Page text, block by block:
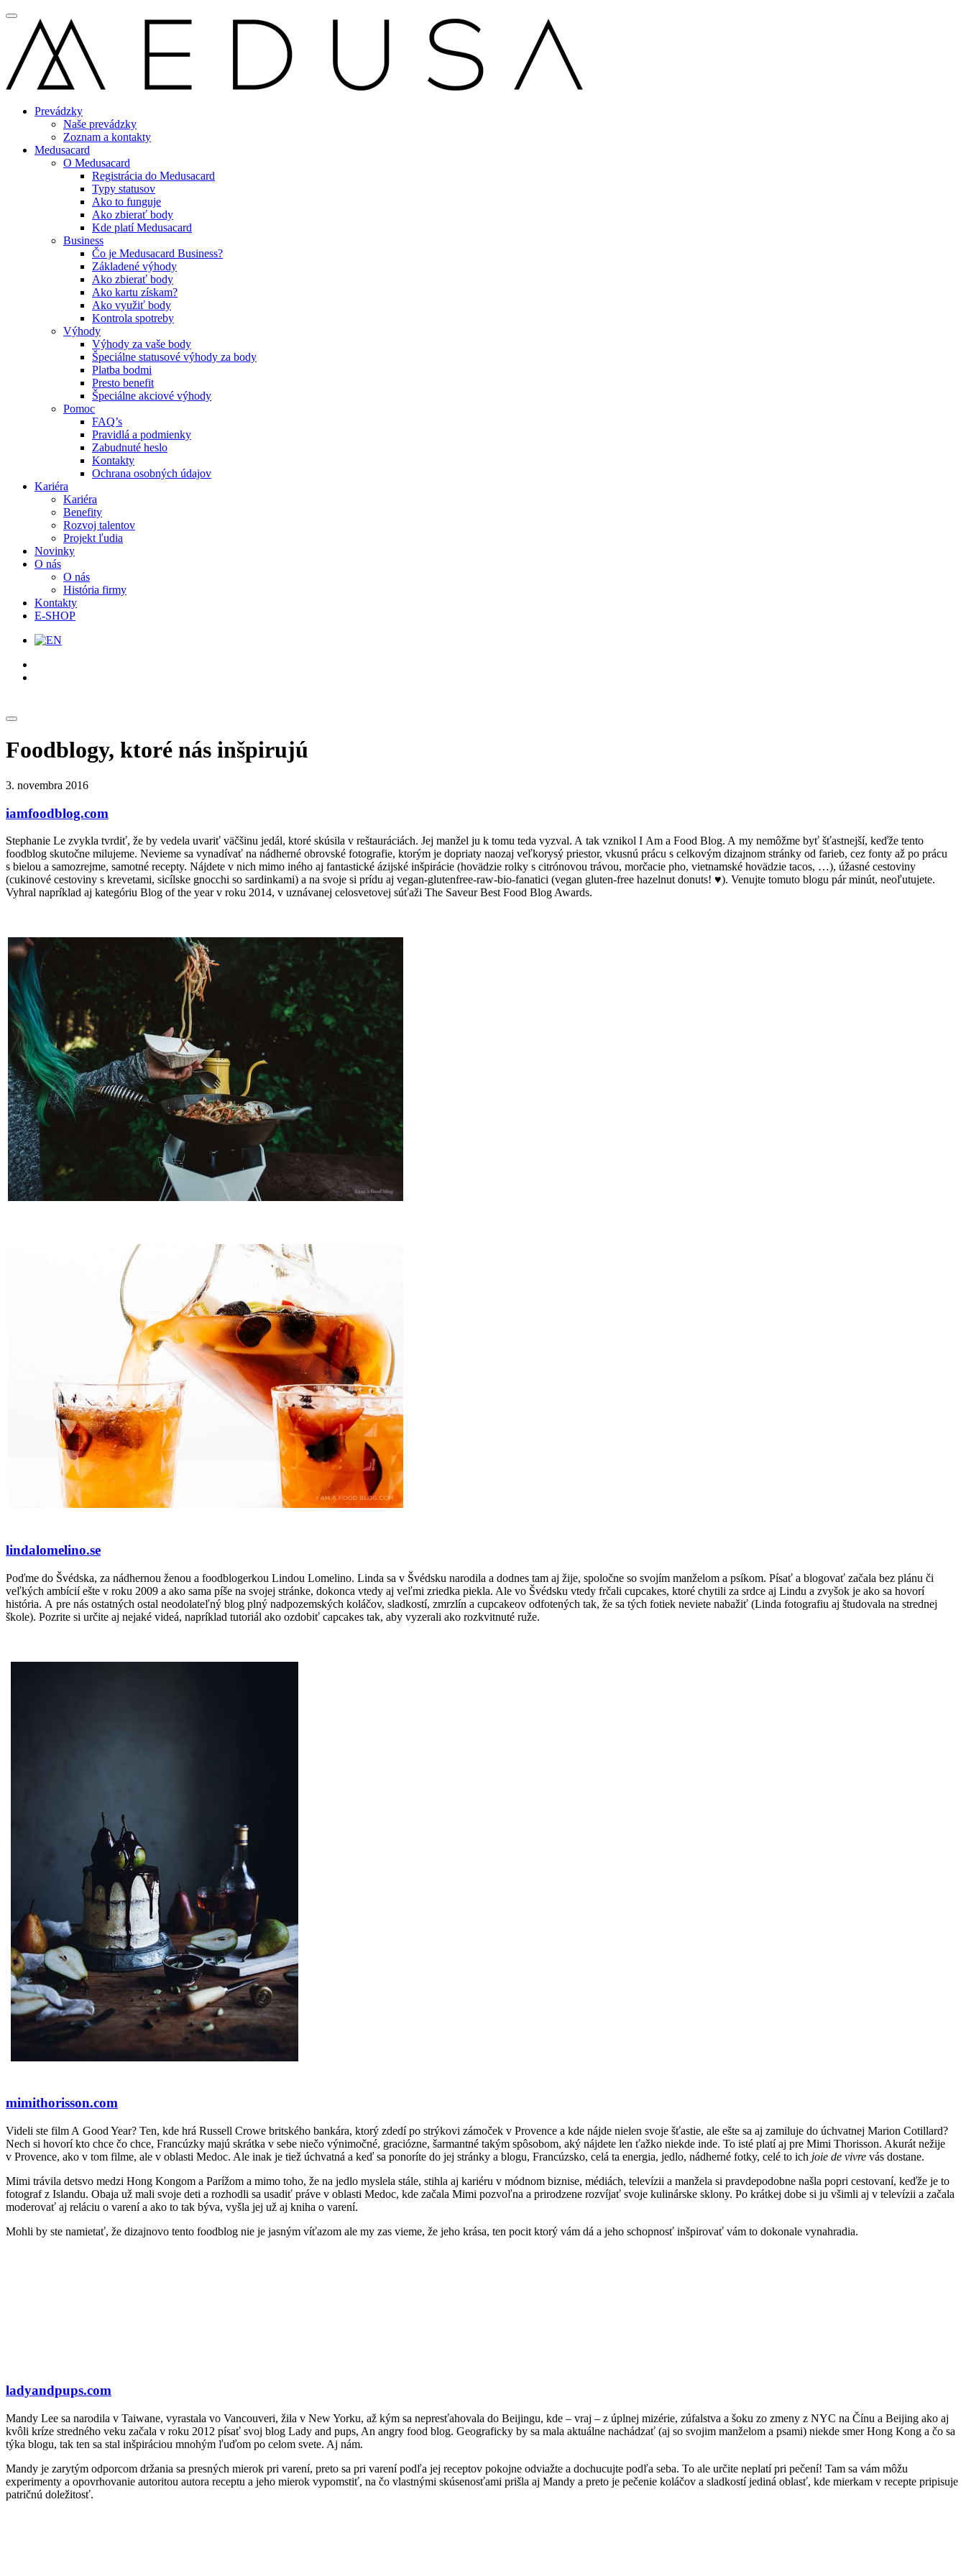
Prevádzky
Naše prevádzky
Zoznam a kontakty
Medusacard
O Medusacard
Registrácia do Medusacard
Typy statusov
Ako to funguje
Ako zbierať body
Kde platí Medusacard
Business
Čo je Medusacard Business?
Základené výhody
Ako zbierať body
Ako kartu získam?
Ako využiť body
Kontrola spotreby
Výhody
Výhody za vaše body
Špeciálne statusové výhody za body
Platba bodmi
Presto benefit
Špeciálne akciové výhody
Pomoc
FAQ’s
Pravidlá a podmienky
Zabudnuté heslo
Kontakty
Ochrana osobných údajov
Kariéra
Kariéra
Benefity
Rozvoj talentov
Projekt ľudia
Novinky
O nás
O nás
História firmy
Kontakty
E-SHOP
Foodblogy, ktoré nás inšpirujú
3. novembra 2016
iamfoodblog.com
Stephanie Le zvykla tvrdiť, že by vedela uvariť väčšinu jedál, ktoré skúsila v reštauráciách. Jej manžel ju k tomu teda vyzval. A tak vznikol I Am a Food Blog. A my nemôžme byť šťastnejší, keďže tento
foodblog skutočne milujeme. Nevieme sa vynadívať na nádherné obrovské fotografie, ktorým je dopriaty naozaj veľkorysý priestor, vkusnú prácu s celkovým dizajnom stránky od farieb, cez fonty až po prácu
s bielou a samozrejme, samotné recepty. Nájdete v nich mimo iného aj fantastické ázijské inšpirácie (hovädzie rolky s citrónovou trávou, morčacie pho, vietnamské hovädzie tacos, …), úžasné cestoviny
(cukinové cestoviny s krevetami, sicílske gnocchi so sardinkami) a na svoje si prídu aj vegan-glutenfree-raw-bio-fanatici (vegan gluten-free hazelnut donuts! ♥). Venujte tomuto blogu pár minút, neoľutujete.
Vyhral napríklad aj kategóriu Blog of the year v roku 2014, v uznávanej celosvetovej súťaži The Saveur Best Food Blog Awards.
lindalomelino.se
Poďme do Švédska, za nádhernou ženou a foodblogerkou Lindou Lomelino. Linda sa v Švédsku narodila a dodnes tam aj žije, spoločne so svojím manželom a psíkom. Písať a blogovať začala bez plánu či
veľkých ambícií ešte v roku 2009 a ako sama píše na svojej stránke, dokonca vtedy aj veľmi zriedka piekla. Ale vo Švédsku vtedy frčali cupcakes, ktoré chytili za srdce aj Lindu a zvyšok je ako sa hovorí
história. A pre nás ostatných ostal neodolateľný blog plný nadpozemských koláčov, sladkostí, zmrzlín a cupcakeov odfotených tak, že sa tých fotiek neviete nabažiť (Linda fotografiu aj študovala na strednej
škole). Pozrite si určite aj nejaké videá, napríklad tutoriál ako ozdobiť capcakes tak, aby vyzerali ako rozkvitnuté ruže.
mimithorisson.com
Videli ste film A Good Year? Ten, kde hrá Russell Crowe britského bankára, ktorý zdedí po strýkovi zámoček v Provence a kde nájde nielen svoje šťastie, ale ešte sa aj zamiluje do úchvatnej Marion Cotillard?
Nech si hovorí kto chce čo chce, Francúzky majú skrátka v sebe niečo výnimočné, graciózne, šarmantné takým spôsobom, aký nájdete len ťažko niekde inde. To isté platí aj pre Mimi Thorisson. Akurát nežije
v Provence, ako v tom filme, ale v oblasti Medoc. Ale inak je tiež úchvatná a keď sa ponoríte do jej stránky a blogu, Francúzsko, celá ta energia, jedlo, nádherné fotky, celé to ich joie de vivre vás dostane.
Mimi trávila detsvo medzi Hong Kongom a Parížom a mimo toho, že na jedlo myslela stále, stihla aj kariéru v módnom biznise, médiách, televízii a manžela si pravdepodobne našla popri cestovaní, keďže je to
fotograf z Islandu. Obaja už mali svoje deti a rozhodli sa usadiť práve v oblasti Medoc, kde začala Mimi pozvoľna a prirodzene rozvíjať svoje kulinárske sklony. Po krátkej dobe si ju všimli aj v televízii a začala
moderovať aj reláciu o varení a ako to tak býva, vyšla jej už aj kniha o varení.
Mohli by ste namietať, že dizajnovo tento foodblog nie je jasným víťazom ale my zas vieme, že jeho krása, ten pocit ktorý vám dá a jeho schopnosť inšpirovať vám to dokonale vynahradia.
ladyandpups.com
Mandy Lee sa narodila v Taiwane, vyrastala vo Vancouveri, žila v New Yorku, až kým sa nepresťahovala do Beijingu, kde – vraj – z úplnej mizérie, zúfalstva a šoku zo zmeny z NYC na Čínu a Beijing ako aj
kvôli kríze stredného veku začala v roku 2012 písať svoj blog Lady and pups, An angry food blog. Geograficky by sa mala aktuálne nachádzať (aj so svojim manželom a psami) niekde smer Hong Kong a čo sa
týka blogu, tak ten sa stal inšpiráciou mnohým ľuďom po celom svete. Aj nám.
Mandy je zarytým odporcom držania sa presných mierok pri varení, preto sa pri varení podľa jej receptov pokojne odviažte a dochucujte podľa seba. To ale určite neplatí pri pečení! Tam sa vám môžu
experimenty a opovrhovanie autoritou autora receptu a jeho mierok vypomstiť, na čo vlastnými skúsenosťami prišla aj Mandy a preto je pečenie koláčov a sladkostí jediná oblasť, kde mierkam v recepte pripisuje
patričnú doležitosť.